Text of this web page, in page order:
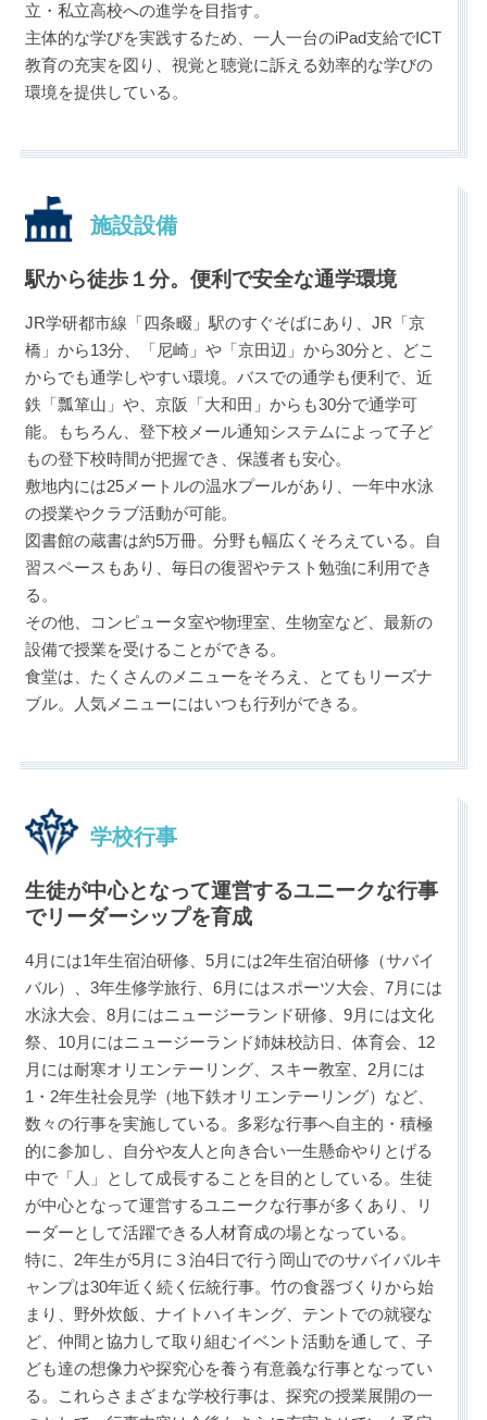
立・私立高校への進学を目指す。
主体的な学びを実践するため、一人一台のiPad支給でICT
教育の充実を図り、視覚と聴覚に訴える効率的な学びの
環境を提供している。
施設設備
駅から徒歩１分。便利で安全な通学環境
JR学研都市線「四条畷」駅のすぐそばにあり、JR「京
橋」から13分、「尼崎」や「京田辺」から30分と、どこ
からでも通学しやすい環境。バスでの通学も便利で、近
鉄「瓢箪山」や、京阪「大和田」からも30分で通学可
能。もちろん、登下校メール通知システムによって子ど
もの登下校時間が把握でき、保護者も安心。
敷地内には25メートルの温水プールがあり、一年中水泳
の授業やクラブ活動が可能。
図書館の蔵書は約5万冊。分野も幅広くそろえている。自
習スペースもあり、毎日の復習やテスト勉強に利用でき
る。
その他、コンピュータ室や物理室、生物室など、最新の
設備で授業を受けることができる。
食堂は、たくさんのメニューをそろえ、とてもリーズナ
ブル。人気メニューにはいつも行列ができる。
学校行事
生徒が中心となって運営するユニークな行事
でリーダーシップを育成
4月には1年生宿泊研修、5月には2年生宿泊研修（サバイ
バル）、3年生修学旅行、6月にはスポーツ大会、7月には
水泳大会、8月にはニュージーランド研修、9月には文化
祭、10月にはニュージーランド姉妹校訪日、体育会、12
月には耐寒オリエンテーリング、スキー教室、2月には
1・2年生社会見学（地下鉄オリエンテーリング）など、
数々の行事を実施している。多彩な行事へ自主的・積極
的に参加し、自分や友人と向き合い一生懸命やりとげる
中で「人」として成長することを目的としている。生徒
が中心となって運営するユニークな行事が多くあり、リ
ーダーとして活躍できる人材育成の場となっている。
特に、2年生が5月に３泊4日で行う岡山でのサバイバルキ
ャンプは30年近く続く伝統行事。竹の食器づくりから始
まり、野外炊飯、ナイトハイキング、テントでの就寝な
ど、仲間と協力して取り組むイベント活動を通して、子
ども達の想像力や探究心を養う有意義な行事となってい
る。これらさまざまな学校行事は、探究の授業展開の一